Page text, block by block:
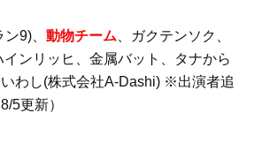
9)、 動物チーム 、ガクテンソク、
インリッヒ、金属バット、タナから
わし(株式会社A-Dashi) ※出演者追
5更新）